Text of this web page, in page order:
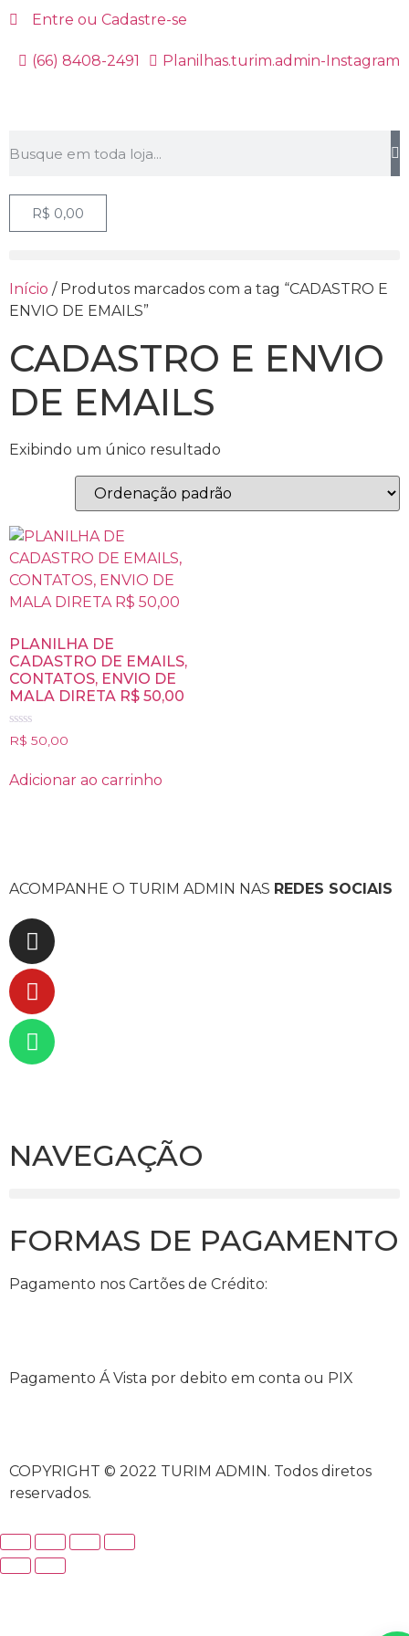
Entre ou Cadastre-se
(66) 8408-2491 Planilhas.turim.admin-Instagram
R$ 0,00
Início / Produtos marcados com a tag “CADASTRO E
ENVIO DE EMAILS”
CADASTRO E ENVIO
DE EMAILS
Exibindo um único resultado
PLANILHA DE
CADASTRO DE EMAILS,
CONTATOS, ENVIO DE
MALA DIRETA R$ 50,00
Avaliação
0
5
R$ 50,00
Adicionar ao carrinho
ACOMPANHE O TURIM ADMIN NAS REDES SOCIAIS
NAVEGAÇÃO
FORMAS DE PAGAMENTO
Pagamento nos Cartões de Crédito:
Pagamento Á Vista por debito em conta ou PIX
COPYRIGHT © 2022 TURIM ADMIN. Todos diretos
reservados.